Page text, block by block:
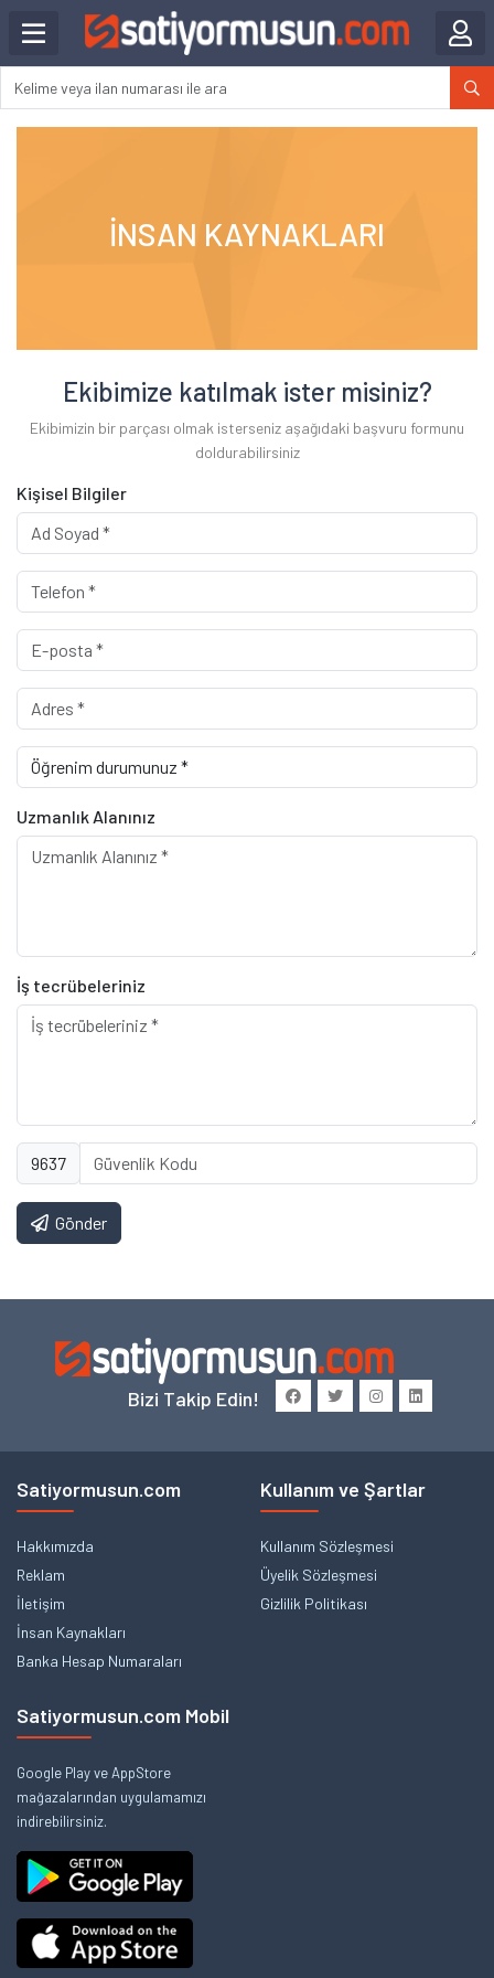
İNSAN KAYNAKLARI
Ekibimize katılmak ister misiniz?
Ekibimizin bir parçası olmak isterseniz aşağıdaki başvuru formunu
doldurabilirsiniz
Kişisel Bilgiler
Uzmanlık Alanınız
İş tecrübeleriniz
9637
Gönder
Bizi Takip Edin!
Satiyormusun.com
Hakkımızda
Reklam
İletişim
İnsan Kaynakları
Banka Hesap Numaraları
Kullanım ve Şartlar
Kullanım Sözleşmesi
Üyelik Sözleşmesi
Gizlilik Politikası
Satiyormusun.com Mobil
Google Play ve AppStore
mağazalarından uygulamamızı
indirebilirsiniz.